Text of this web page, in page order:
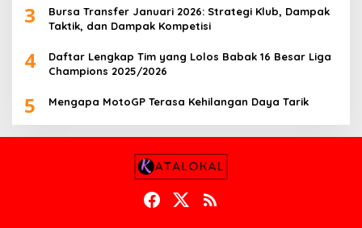
3
Bursa Transfer Januari 2026: Strategi Klub, Dampak
Taktik, dan Dampak Kompetisi
4
Daftar Lengkap Tim yang Lolos Babak 16 Besar Liga
Champions 2025/2026
5 Mengapa MotoGP Terasa Kehilangan Daya Tarik